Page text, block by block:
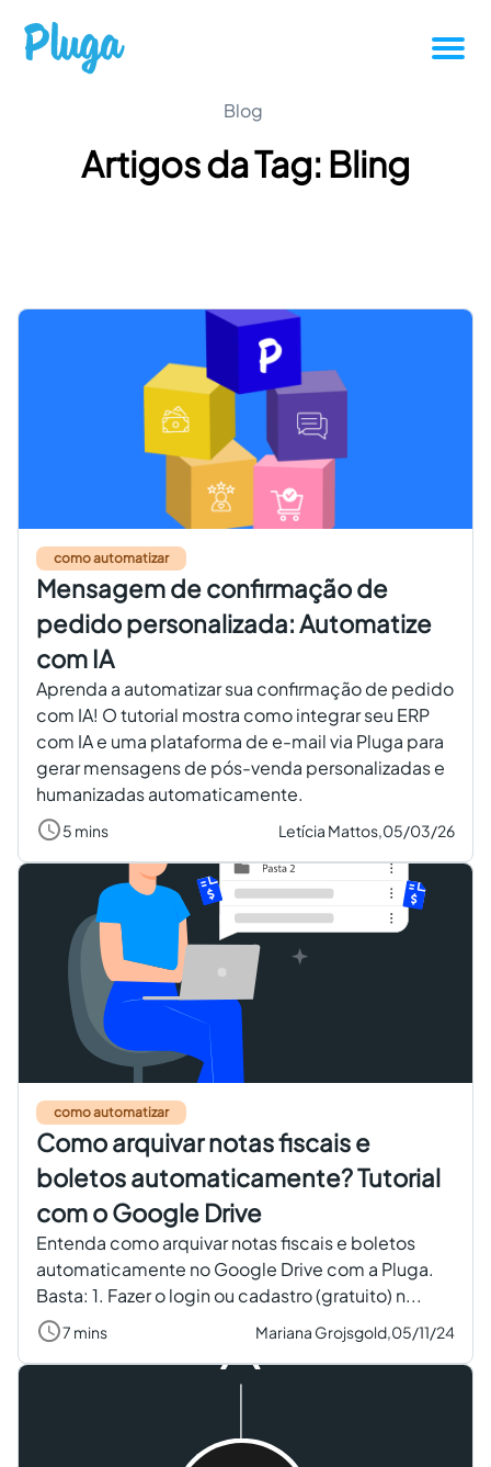
Tutoriais
Produtividade
Outros
Entrar
Criar conta grátis
PT
Blog
Artigos da Tag: Bling
como automatizar
Mensagem de confirmação de
pedido personalizada: Automatize
com IA
Aprenda a automatizar sua confirmação de pedido
com IA! O tutorial mostra como integrar seu ERP
com IA e uma plataforma de e-mail via Pluga para
gerar mensagens de pós-venda personalizadas e
humanizadas automaticamente.
5 mins Letícia Mattos,05/03/26
como automatizar
Como arquivar notas fiscais e
boletos automaticamente? Tutorial
com o Google Drive
Entenda como arquivar notas fiscais e boletos
automaticamente no Google Drive com a Pluga.
Basta: 1. Fazer o login ou cadastro (gratuito) n...
7 mins Mariana Grojsgold,05/11/24